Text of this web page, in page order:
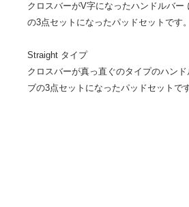
クロスバーがV字になったハンドルバ
の3点セットになったパッドセットです。
Straight タイプ
クロスバーが真っ直ぐのタイプのハン
ブの3点セットになったパッドセットです